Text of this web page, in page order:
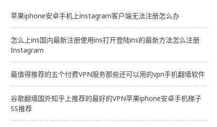
苹果iphone安卓手机上instagram客户端无法注册怎么办
怎么上ins国内最新注册使用ins打开登陆ins的最新方法怎么注册
Instagram
最值得推荐的五个付费VPN服务那些还可以用的vpn手机翻墙软件
谷歌翻墙国外知乎上推荐的最好的VPN苹果iphone安卓手机梯子
SS推荐